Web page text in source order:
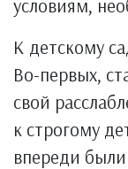
условиям,
К детскому
Во-первых,
свой
к строгому
впереди